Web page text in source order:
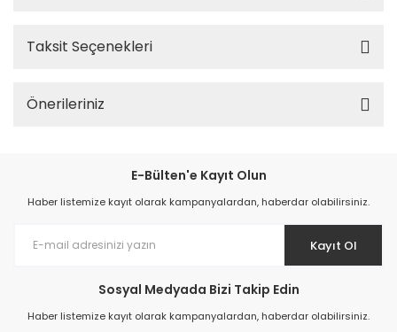
Taksit Seçenekleri
Önerileriniz
E-Bülten'e Kayıt Olun
Haber listemize kayıt olarak kampanyalardan, haberdar olabilirsiniz.
Kayıt Ol
Sosyal Medyada Bizi Takip Edin
Haber listemize kayıt olarak kampanyalardan, haberdar olabilirsiniz.